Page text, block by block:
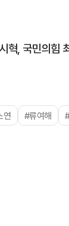
혁, 국민의힘
연 #류여해